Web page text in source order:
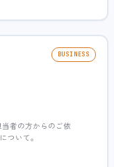
BUSINESS
者の方からのご依
ついて。